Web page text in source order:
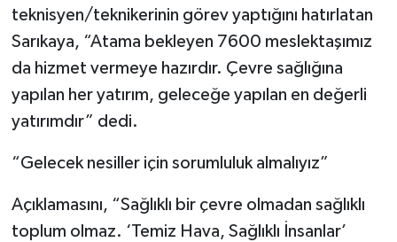
teknisyen/teknikerinin görev yaptığını hatırlatan
Sarıkaya, “Atama bekleyen 7600 meslektaşımız
da hizmet vermeye hazırdır. Çevre sağlığına
yapılan her yatırım, geleceğe yapılan en değerli
yatırımdır” dedi.
“Gelecek nesiller için sorumluluk almalıyız”
Açıklamasını, “Sağlıklı bir çevre olmadan sağlıklı
toplum olmaz. ‘Temiz Hava, Sağlıklı İnsanlar’